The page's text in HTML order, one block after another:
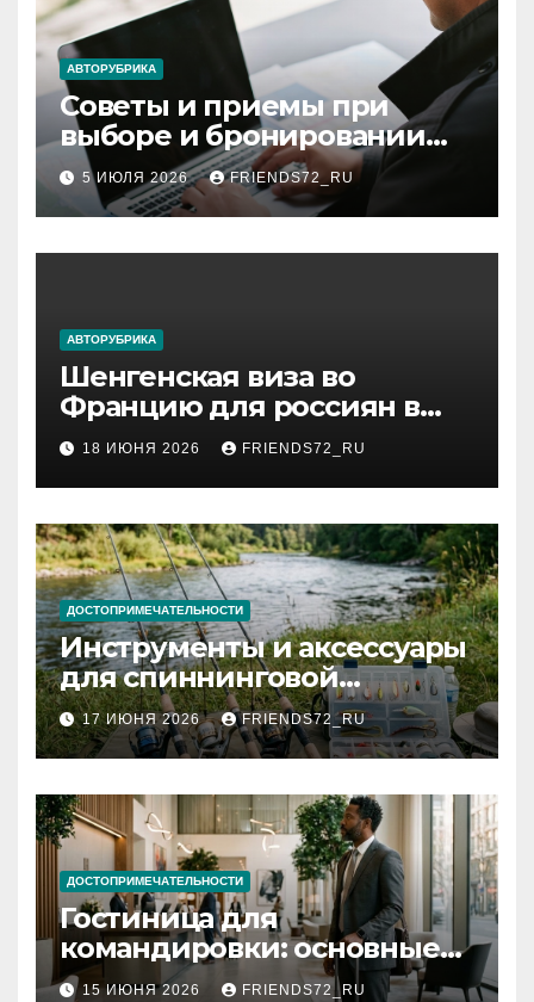
АВТОРУБРИКА
Советы и приемы при
выборе и бронировании
авиабилетов
5 ИЮЛЯ 2026 FRIENDS72_RU
АВТОРУБРИКА
Шенгенская виза во
Францию для россиян в
2026 году: сроки от 3 дней
и список необходимых
документов
18 ИЮНЯ 2026 FRIENDS72_RU
ДОСТОПРИМЕЧАТЕЛЬНОСТИ
Инструменты и аксессуары
для спиннинговой
рыбалки: назначение и
типы
17 ИЮНЯ 2026 FRIENDS72_RU
ДОСТОПРИМЕЧАТЕЛЬНОСТИ
Гостиница для
командировки: основные
критерии выбора
15 ИЮНЯ 2026 FRIENDS72_RU